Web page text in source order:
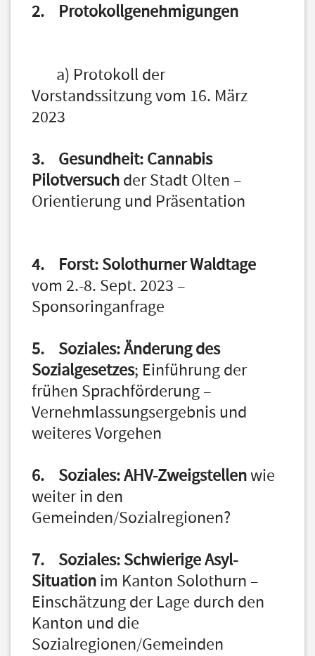
2. Protokollgenehmigungen
a) Protokoll der
Vorstandssitzung vom 16. März
2023
3. Gesundheit: Cannabis
Pilotversuchder Stadt Olten –
Orientierung und Präsentation
4. Forst: Solothurner Waldtage
vom 2.-8. Sept. 2023 –
Sponsoringanfrage
5. Soziales: Änderung des
Sozialgesetzes; Einführung der
frühen Sprachförderung –
Vernehmlassungsergebnis und
weiteres Vorgehen
6. Soziales: AHV-Zweigstellenwie
weiter in den
Gemeinden/Sozialregionen?
7. Soziales: Schwierige Asyl-
Situationim Kanton Solothurn –
Einschätzung der Lage durch den
Kanton und die
Sozialregionen/Gemeinden